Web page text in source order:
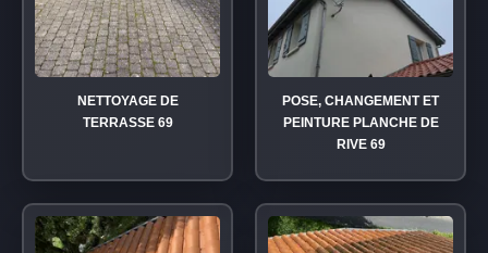
NETTOYAGE DE
TERRASSE 69
POSE, CHANGEMENT ET
PEINTURE PLANCHE DE
RIVE 69